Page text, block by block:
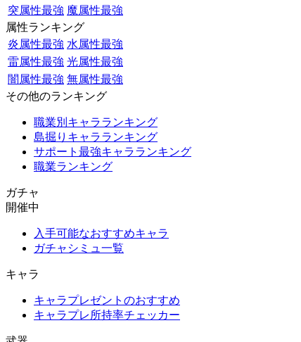
突属性最強 魔属性最強
属性ランキング
炎属性最強 水属性最強
雷属性最強 光属性最強
闇属性最強 無属性最強
その他のランキング
職業別キャラランキング
島掘りキャラランキング
サポート最強キャラランキング
職業ランキング
ガチャ
開催中
入手可能なおすすめキャラ
ガチャシミュ一覧
キャラ
キャラプレゼントのおすすめ
キャラプレ所持率チェッカー